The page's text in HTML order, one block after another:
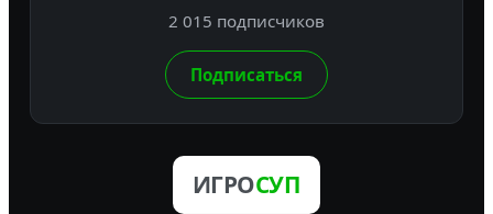
2 015 подписчиков
Подписаться
ИГРОСУП